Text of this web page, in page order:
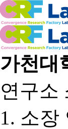
가천대
연구소
소장